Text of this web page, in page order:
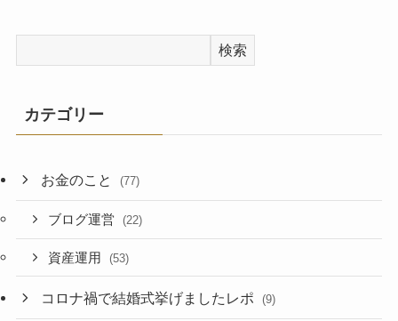
検索
カテゴリー
お金のこと (77)
ブログ運営 (22)
資産運用 (53)
コロナ禍で結婚式挙げましたレポ (9)